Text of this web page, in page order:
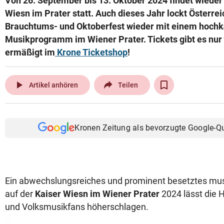
Wiesn im Prater statt. Auch dieses Jahr lockt
Brauchtums- und Oktoberfest wieder mit einem
Musikprogramm im Wiener Prater. Tickets gibt es
ermäßigt im Krone Ticketshop!
play_arrow Artikel anhören Teilen
Kronen Zeitung als bevorzugte Google-
Ein abwechslungsreiches und prominent besetztes
auf der Kaiser Wiesn im Wiener Prater2024 lässt die
und Volksmusikfans höherschlagen.